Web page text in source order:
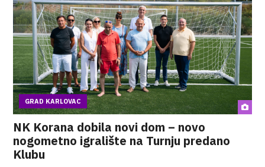
GRAD KARLOVAC
NK Korana dobila novi dom – novo
nogometno igralište na Turnju predano
Klubu